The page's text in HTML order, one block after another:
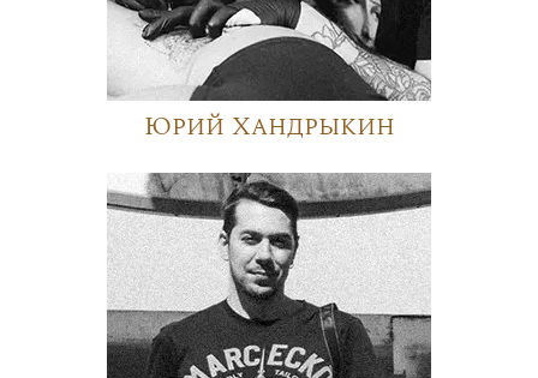
Юрий Хандрыкин